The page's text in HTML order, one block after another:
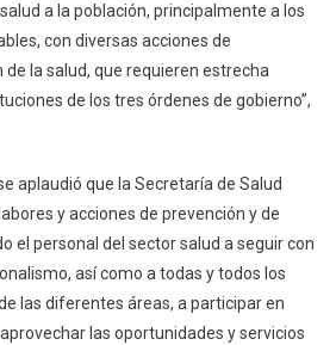
a la población, principalmente a los
con diversas acciones de
la salud, que requieren estrecha
de los tres órdenes de gobierno”,
aplaudió que la Secretaría de Salud
y acciones de prevención y de
el personal del sector salud a seguir con
así como a todas y todos los
las diferentes áreas, a participar en
las oportunidades y servicios